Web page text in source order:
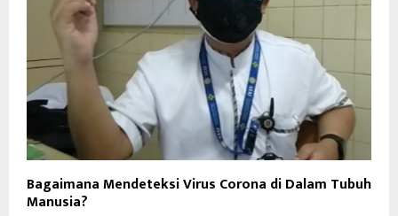
Bagaimana Mendeteksi Virus Corona di Dalam Tubuh
Manusia?